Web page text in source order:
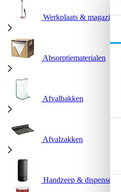
Werkplaats & magazijn
Absorptiematerialen
Afvalbakken
Afvalzakken
Handzeep & dispensers